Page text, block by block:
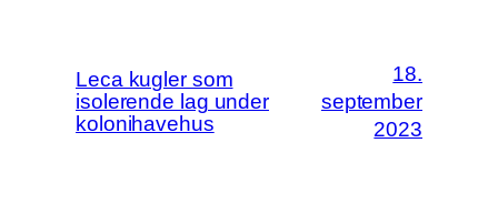
Leca kugler som
isolerende lag under
kolonihavehus
18.
september
2023